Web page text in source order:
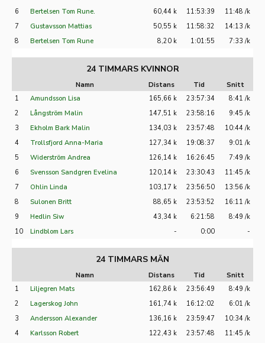
6
Bertelsen Tom Rune. 60,44 k 11:53:39
11:48 /k
7
Gustavsson Mattias 50,55 k 11:58:32
14:13 /k
8
Bertelsen Tom Rune 8,20 k 1:01:55 7:33 /k
24 TIMMARS KVINNOR
Namn Distans Tid
Snitt
1
Amundsson Lisa 165,66 k 23:57:34
8:41 /k
2
Långström Malin 147,51 k 23:58:16
9:45 /k
3
Ekholm Bark Malin 134,03 k 23:57:48
10:44 /k
4
Trollsfjord Anna-Maria 127,34 k 19:08:37
9:01 /k
5
Widerström Andrea 126,14 k 16:26:45
7:49 /k
6
Svensson Sandgren Evelina 120,14 k 23:30:43
11:45 /k
7
Ohlin Linda 103,17 k 23:56:50
13:56 /k
8
Sulonen Britt 88,65 k 23:53:52
16:11 /k
9
Hedlin Siw 43,34 k 6:21:58
8:49 /k
10
Lindblom Lars - 0:00 -
24 TIMMARS MÄN
Namn Distans Tid
Snitt
1
Liljegren Mats 162,86 k 23:56:49
8:49 /k
2
Lagerskog John 161,74 k 16:12:02
6:01 /k
3
Andersson Alexander 136,16 k 23:59:47
10:34 /k
4
Karlsson Robert 122,43 k 23:57:48
11:45 /k